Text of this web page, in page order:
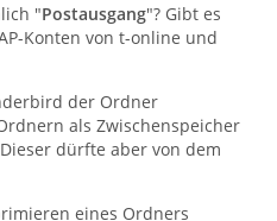
"Postausgang"? Gibt es
Konten von t-online und
der Ordner
als Zwischenspeicher
dürfte aber von dem
eines Ordners